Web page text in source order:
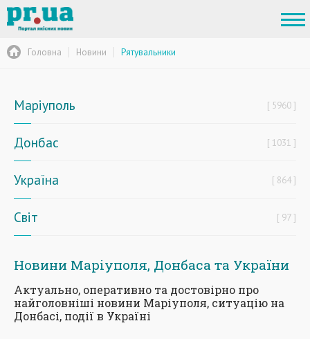
Головна Новини Рятувальники
Маріуполь 5960
Донбас 1031
Україна 864
Світ 97
Новини Маріуполя, Донбаса та України
Актуально, оперативно та достовірно про
найголовніші новини Маріуполя, ситуацію на
Донбасі, події в Україні